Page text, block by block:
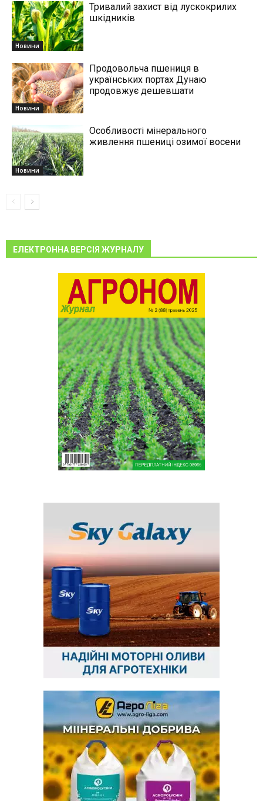
Новини
Тривалий захист від лускокрилих
шкідників
Новини
Продовольча пшениця в
українських портах Дунаю
продовжує дешевшати
Новини
Особливості мінерального
живлення пшениці озимої восени
ЕЛЕКТРОННА ВЕРСІЯ ЖУРНАЛУ